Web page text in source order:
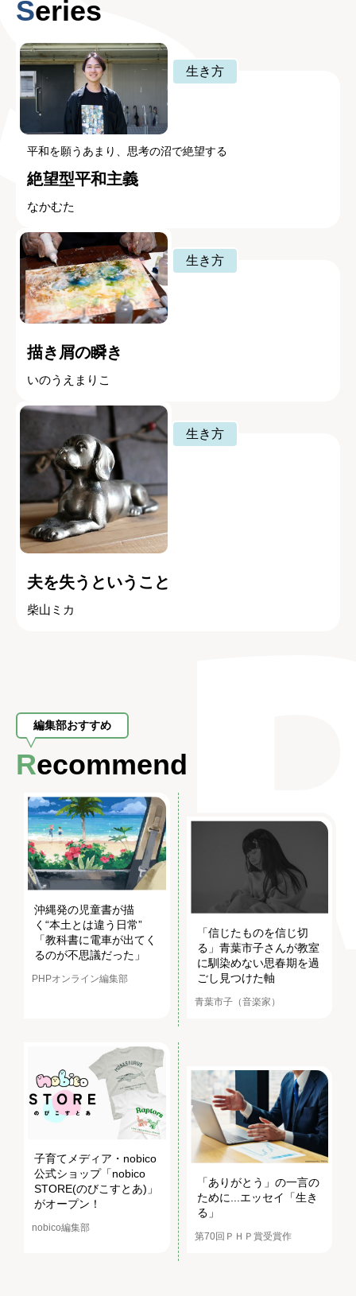
Series
生き方
平和を願うあまり、思考の沼で絶望する
絶望型平和主義
なかむた
生き方
描き屑の瞬き
いのうえまりこ
生き方
夫を失うということ
柴山ミカ
編集部おすすめ
Recommend
沖縄発の児童書が描
く“本土とは違う日常”
「教科書に電車が出てく
るのが不思議だった」
PHPオンライン編集部
「信じたものを信じ切
る」青葉市子さんが教室
に馴染めない思春期を過
ごし見つけた軸
青葉市子（音楽家）
子育てメディア・nobico
公式ショップ「nobico
STORE(のびこすとあ)」
がオープン！
nobico編集部
「ありがとう」の一言の
ために...エッセイ「生き
る」
第70回ＰＨＰ賞受賞作